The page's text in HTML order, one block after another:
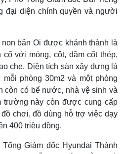
đại diện chính quyền và người
bản Oi được khánh thành là
với móng, cột, dầm cốt thép,
che. Diện tích sàn xây dựng là
phòng 30m2 và một phòng
còn có bể nước, nhà vệ sinh và
trường này còn được cung cấp
chơi, đồ dùng hỗ trợ việc dạy
400 triệu đồng.
Giám đốc Hyundai Thành